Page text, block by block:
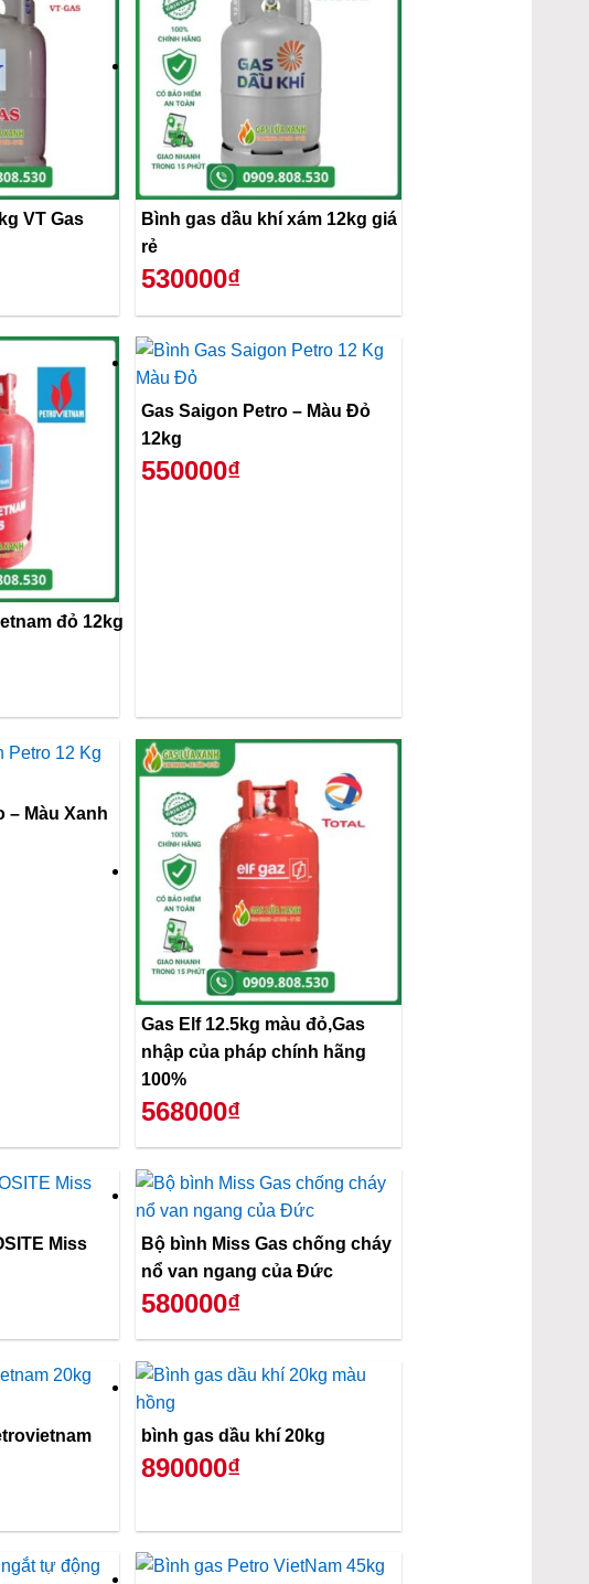
VT Gas
Bình gas dầu khí xám 12kg giá
rẻ
530000₫
đỏ 12kg
Gas Saigon Petro – Màu Đỏ
12kg
550000₫
Gas Elf 12.5kg màu đỏ,Gas
nhập của pháp chính hãng
100%
568000₫
Miss
Bộ bình Miss Gas chống cháy
nổ van ngang của Đức
580000₫
bình gas dầu khí 20kg
890000₫